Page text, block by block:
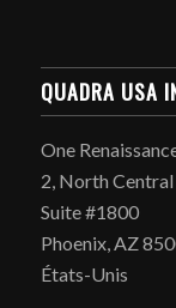
QUADRA USA
One
2, North Central
Suite #1800
Phoenix, AZ
États-Unis